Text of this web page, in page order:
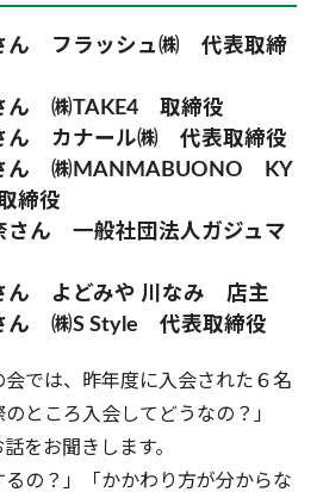
ん フラッシュ㈱ 代表取締
TAKE4 取締役
ナール㈱ 代表取締役
MANMABUONO KY
締役
一般社団法人ガジュマ
どみや 川なみ 店主
S Style 代表取締役
会では、昨年度に入会された６名
ところ入会してどうなの？」
をお聞きします。
るの？」「かかわり方が分からな